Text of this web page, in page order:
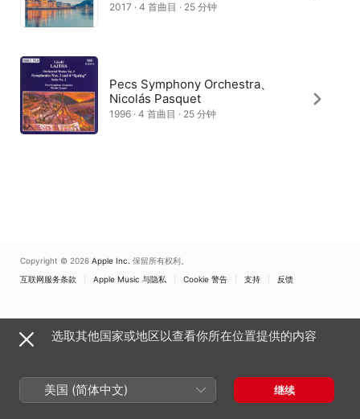
2017 · 4 首曲目 · 25 分钟
Pecs Symphony Orchestra、
Nicolás Pasquet
1996 · 4 首曲目 · 25 分钟
Copyright © 2026 Apple Inc. 保留所有权利。
互联网服务条款
Apple Music 与隐私 Cookie 警告 支持 反馈
选取其他国家或地区以查看你所在位置提供的内容
美国 (简体中文) 继续